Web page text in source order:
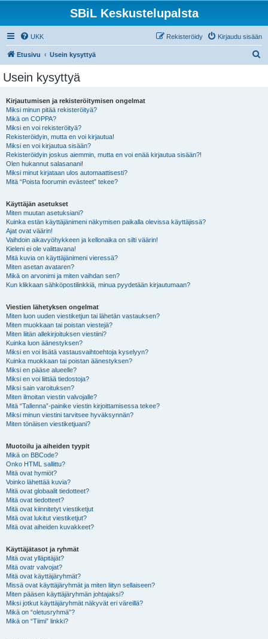
SBiL Keskustelupalsta
UKK Kirjaudu sisään
Rekisteröidy
Etusivu Usein kysyttyä
Usein kysyttyä
Kirjautumisen ja rekisteröitymisen ongelmat
Miksi minun pitää rekisteröityä?
Mikä on COPPA?
Miksi en voi rekisteröityä?
Rekisteröidyin, mutta en voi kirjautua!
Miksi en voi kirjautua sisään?
Rekisteröidyin joskus aiemmin, mutta en voi enää kirjautua sisään?!
Olen hukannut salasanani!
Miksi minut kirjataan ulos automaattisesti?
Mitä “Poista foorumin evästeet” tekee?
Käyttäjän asetukset
Miten muutan asetuksiani?
Kuinka estän käyttäjänimeni näkymisen paikalla olevissa käyttäjissä?
Ajat ovat väärin!
Vaihdoin aikavyöhykkeen ja kellonaika on silti väärin!
Kieleni ei ole valittavana!
Mitä kuvia on käyttäjänimeni vieressä?
Miten asetan avataren?
Mikä on arvonimi ja miten vaihdan sen?
Kun klikkaan sähköpostilinkkiä, minua pyydetään kirjautumaan?
Viestien lähetyksen ongelmat
Miten luon uuden viestiketjun tai lähetän vastauksen?
Miten muokkaan tai poistan viestejä?
Miten liitän allekirjoituksen viestiini?
Kuinka luon äänestyksen?
Miksi en voi lisätä vastausvaihtoehtoja kyselyyn?
Kuinka muokkaan tai poistan äänestyksen?
Miksi en pääse alueelle?
Miksi en voi liittää tiedostoja?
Miksi sain varoituksen?
Miten ilmoitan viestin valvojalle?
Mitä “Tallenna”-painike viestin kirjoittamisessa tekee?
Miksi minun viestini tarvitsee hyväksynnän?
Miten tönäisen viestiketjuani?
Muotoilu ja aiheiden tyypit
Mikä on BBCode?
Onko HTML sallittu?
Mitä ovat hymiöt?
Voinko lähettää kuvia?
Mitä ovat globaalit tiedotteet?
Mitä ovat tiedotteet?
Mitä ovat kiinnitetyt viestiketjut
Mitä ovat lukitut viestiketjut?
Mitä ovat aiheiden kuvakkeet?
Käyttäjätasot ja ryhmät
Mitä ovat ylläpitäjät?
Mitä ovatr valvojat?
Mitä ovat käyttäjäryhmät?
Missä ovat käyttäjäryhmät ja miten liityn sellaiseen?
Miten pääsen käyttäjäryhmän johtajaksi?
Miksi jotkut käyttäjäryhmät näkyvät eri väreillä?
Mikä on “oletusryhmä”?
Mikä on “Tiimi” linkki?